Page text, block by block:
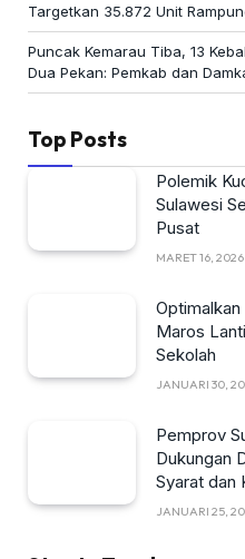
Targetkan 35.872 Unit
Puncak Kemarau Tiba, 13
Dua Pekan: Pemkab dan
Top Posts
Polemik
Sulawesi
Pusat
MARET 16, 2026
Maros
Sekolah
JANUARI 30,
Pemprov
Dukungan
Syarat dan
JANUARI 25,